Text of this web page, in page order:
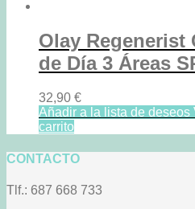
Olay Regenerist
de Día 3 Áreas
32,90 €
Añadir a la lista de deseos
carrito
CONTACTO
Tlf.: 687 668 733